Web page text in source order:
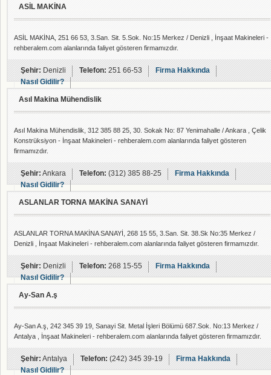
ASİL MAKİNA
ASİL MAKİNA, 251 66 53, 3.San. Sit. 5.Sok. No:15 Merkez / Denizli , İnşaat Makineleri -
rehberalem.com alanlarında faliyet gösteren firmamızdır.
Şehir:Denizli Telefon:251 66-53
Firma Hakkında
Nasıl Gidilir?
Asıl Makina Mühendislik
Asıl Makina Mühendislik, 312 385 88 25, 30. Sokak No: 87 Yenimahalle / Ankara , Çelik
Konstrüksiyon - İnşaat Makineleri - rehberalem.com alanlarında faliyet gösteren
firmamızdır.
Şehir:Ankara Telefon:(312) 385 88-25
Firma Hakkında
Nasıl Gidilir?
ASLANLAR TORNA MAKİNA SANAYİ
ASLANLAR TORNA MAKİNA SANAYİ, 268 15 55, 3.San. Sit. 38.Sk No:35 Merkez /
Denizli , İnşaat Makineleri - rehberalem.com alanlarında faliyet gösteren firmamızdır.
Şehir:Denizli Telefon:268 15-55
Firma Hakkında
Nasıl Gidilir?
Ay-San A.ş
Ay-San A.ş, 242 345 39 19, Sanayi Sit. Metal İşleri Bölümü 687.Sok. No:13 Merkez /
Antalya , İnşaat Makineleri - rehberalem.com alanlarında faliyet gösteren firmamızdır.
Şehir:Antalya Telefon:(242) 345 39-19
Firma Hakkında
Nasıl Gidilir?